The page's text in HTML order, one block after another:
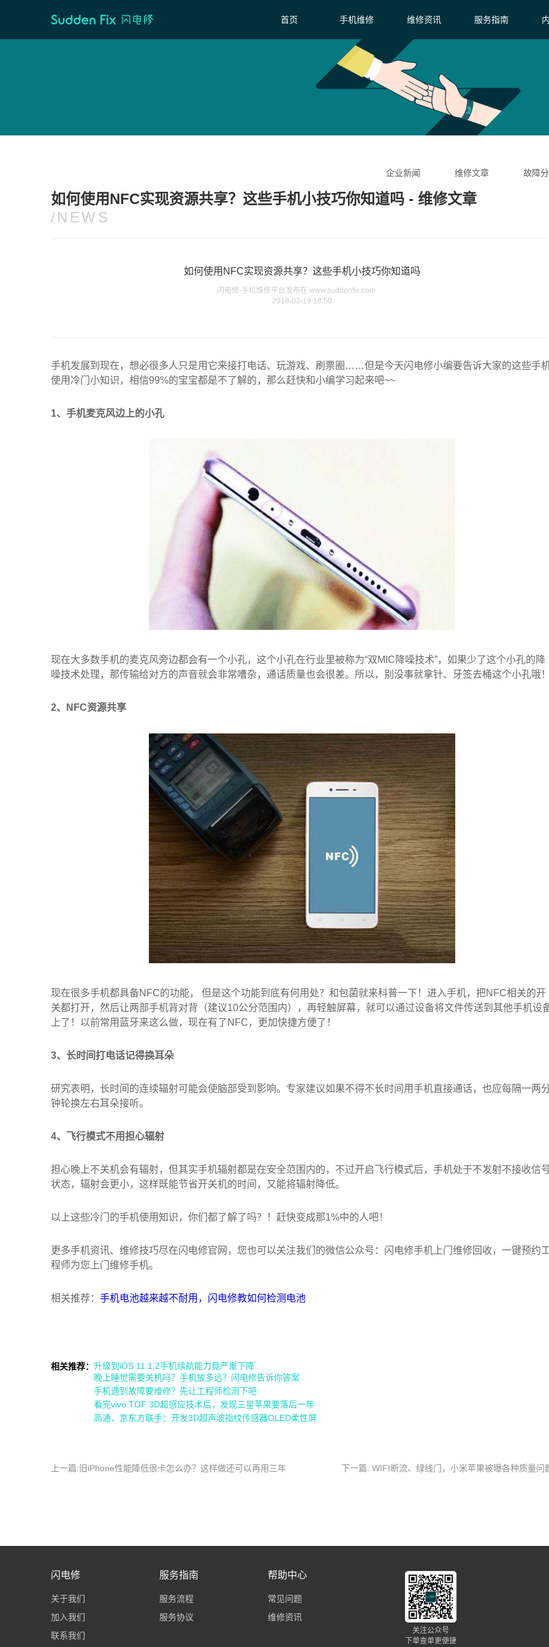
首页 手机维修 维修资讯 服务指南
首页/维修资讯
企业新闻 维修文章 故障
如何使用NFC实现资源共享？这些手机小技巧你知道吗 - 维修文章
/NEWS
如何使用NFC实现资源共享？这些手机小技巧你知道吗
闪电修-手机维修平台发布在 www.suddenfix.com
2018-03-19 18:50
手机发展到现在，想必很多人只是用它来接打电话、玩游戏、刷票圈……但是今天闪电修小编要告诉大家的这些手
使用冷门小知识，相信99%的宝宝都是不了解的，那么赶快和小编学习起来吧~~
1、手机麦克风边上的小孔
现在大多数手机的麦克风旁边都会有一个小孔，这个小孔在行业里被称为“双MIC降噪技术”，如果少了这个小孔的降
噪技术处理，那传输给对方的声音就会非常嘈杂，通话质量也会很差。所以，别没事就拿针、牙签去桶这个小孔哦！
2、NFC资源共享
现在很多手机都具备NFC的功能， 但是这个功能到底有何用处？和包菌就来科普一下！进入手机，把NFC相关的开
关都打开，然后让两部手机背对背（建议10公分范围内），再轻触屏幕，就可以通过设备将文件传送到其他手机设
上了！以前常用蓝牙来这么做，现在有了NFC，更加快捷方便了！
3、长时间打电话记得换耳朵
研究表明，长时间的连续辐射可能会使脑部受到影响。专家建议如果不得不长时间用手机直接通话，也应每隔一两
钟轮换左右耳朵接听。
4、飞行模式不用担心辐射
担心晚上不关机会有辐射，但其实手机辐射都是在安全范围内的，不过开启飞行模式后，手机处于不发射不接收信
状态，辐射会更小，这样既能节省开关机的时间，又能将辐射降低。
以上这些冷门的手机使用知识，你们都了解了吗？！赶快变成那1%中的人吧！
更多手机资讯、维修技巧尽在闪电修官网，您也可以关注我们的微信公众号：闪电修手机上门维修回收，一键预约
程师为您上门维修手机。
相关推荐： 手机电池越来越不耐用，闪电修教如何检测电池
相关推荐： 升级到iOS 11.1.2手机续航能力竟严重下降
晚上睡觉需要关机吗？手机放多远？闪电修告诉你答案
手机遇到故障要维修？先让工程师检测下吧
看完vivo TOF 3D超感应技术后，发现三星苹果要落后一年
高通、京东方联手：开发3D超声波指纹传感器OLED柔性屏
上一篇:旧iPhone性能降低很卡怎么办？这样做还可以再用三年 下一篇: WIFI断流、绿线门，小米苹果被曝各种质量问
闪电修
关于我们
加入我们
联系我们
服务指南
服务流程
服务协议
帮助中心
常见问题
维修资讯
关注公众号
下单查单更便捷